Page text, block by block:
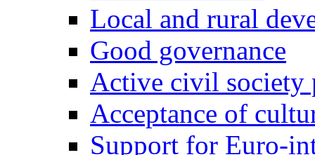
Local and rural
Good governance
Active civil society
Acceptance of
Support for Euro-